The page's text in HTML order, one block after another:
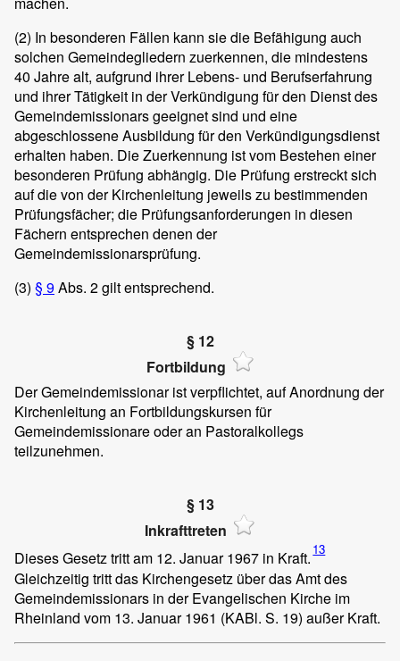
(2) In besonderen Fällen kann sie die Befähigung auch
solchen Gemeindegliedern zuerkennen, die mindestens
40 Jahre alt, aufgrund ihrer Lebens- und Berufserfahrung
und ihrer Tätigkeit in der Verkündigung für den Dienst des
Gemeindemissionars geeignet sind und eine
abgeschlossene Ausbildung für den Verkündigungsdienst
erhalten haben. Die Zuerkennung ist vom Bestehen einer
besonderen Prüfung abhängig. Die Prüfung erstreckt sich
auf die von der Kirchenleitung jeweils zu bestimmenden
Prüfungsfächer; die Prüfungsanforderungen in diesen
Fächern entsprechen denen der
Gemeindemissionarsprüfung.
(3) § 9Abs. 2 gilt entsprechend.
§ 12
Fortbildung
Der Gemeindemissionar ist verpflichtet, auf Anordnung der
Kirchenleitung an Fortbildungskursen für
Gemeindemissionare oder an Pastoralkollegs
teilzunehmen.
§ 13
Inkrafttreten
Dieses Gesetz tritt am 12. Januar 1967 in Kraft. 13
Gleichzeitig tritt das Kirchengesetz über das Amt des
Gemeindemissionars in der Evangelischen Kirche im
Rheinland vom 13. Januar 1961 (KABl. S. 19) außer Kraft.